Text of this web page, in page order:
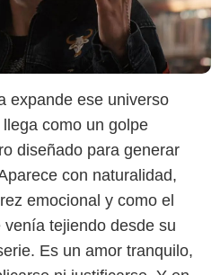
expande ese universo
como un golpe
diseñado para generar
con naturalidad,
emocional y como el
tejiendo desde su
Es un amor tranquilo,